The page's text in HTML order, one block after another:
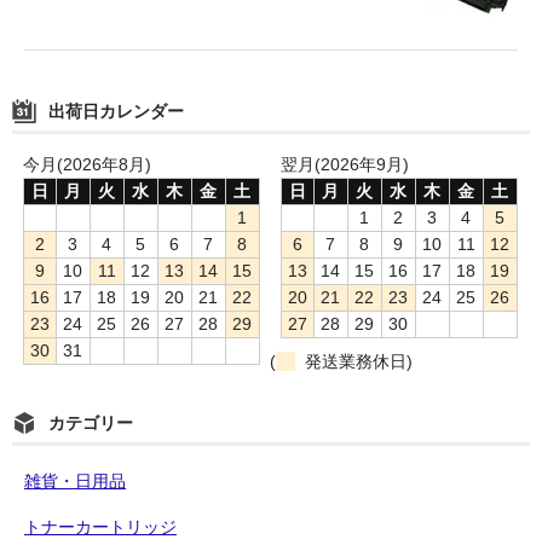
出荷日カレンダー
今月(2026年8月)
日
月 火 水 木 金
土
1
2
3 4 5 6 7
8
9
10 11 12 13 14
15
16
17 18 19 20 21
22
23
24 25 26 27 28
29
30
31
翌月(2026年9月)
日
月 火 水 木 金
土
1
2 3 4
5
6
7 8 9 10 11
12
13
14 15 16 17 18
19
20
21 22 23 24 25
26
27
28 29
30
(
発送業務休日)
カテゴリー
雑貨・日用品
トナーカートリッジ